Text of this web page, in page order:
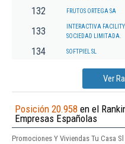
132 FRUTOS ORTEGA SA
133
INTERACTIVA FACILITY
SOCIEDAD LIMITADA.
134 SOFTPIEL SL
Ver
Posición 20.958 en el
Empresas Españolas
Promociones Y Viviendas Tu Casa